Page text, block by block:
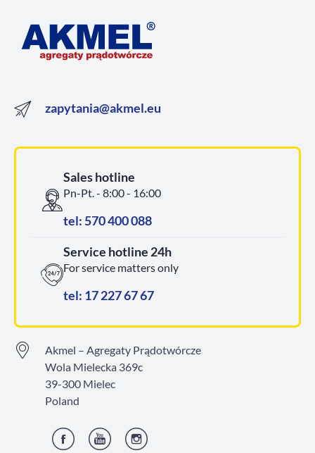
zapytania@akmel.eu
Sales hotline
Pn-Pt. - 8:00 - 16:00
tel: 570 400 088
Service hotline 24h
For service matters only
tel: 17 227 67 67
Akmel – Agregaty Prądotwórcze
Wola Mielecka 369c
39-300 Mielec
Poland